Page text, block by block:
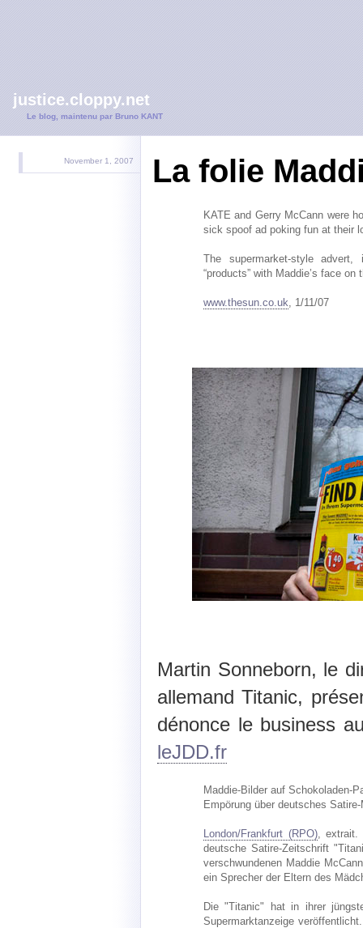
justice.cloppy.net
Le blog, maintenu par Bruno KANT
November 1, 2007 La folie
KATE and Gerry McCann were
sick spoof ad poking fun at their
The supermarket-style
“products” with Maddie’s face
www.thesun.co.uk, 1/11/07
Martin Sonneborn, le
allemand Titanic,
dénonce le business
leJDD.fr
Maddie-Bilder auf Schokoladen-
Empörung über deutsches
London/Frankfurt (RPO), extrait.
deutsche Satire-Zeitschrift
verschwundenen Maddie
ein Sprecher der Eltern des
Die "Titanic" hat in ihrer
Supermarktanzeige